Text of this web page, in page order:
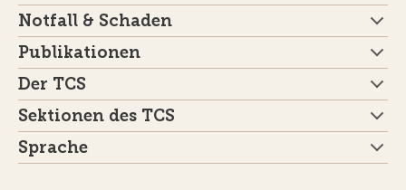
Notfall & Schaden
Publikationen
Der TCS
Sektionen des TCS
Sprache